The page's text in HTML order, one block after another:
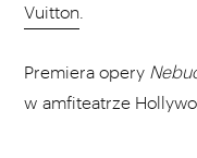
Vuitton
Premiera opery
w amfiteatrze